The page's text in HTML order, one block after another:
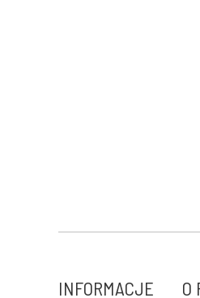
INFORMACJE O